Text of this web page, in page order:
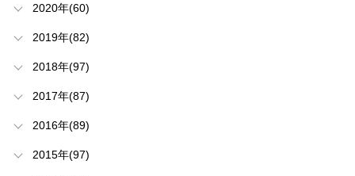
2020年(60)
2019年(82)
2018年(97)
2017年(87)
2016年(89)
2015年(97)